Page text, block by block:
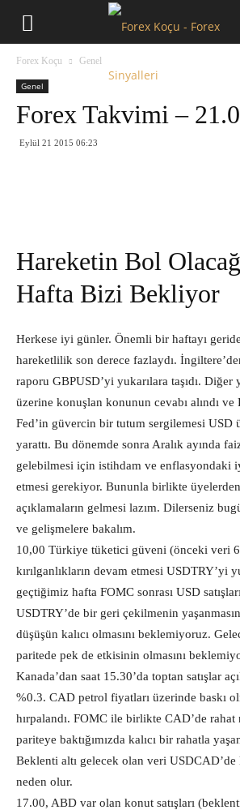
Forex Koçu Genel
Genel
Forex Takvimi –
Eylül 21 2015 06:23
Hareketin Bol
Hafta Bizi Bekliyor
Herkese iyi günler. Önemli bir haftayı
hareketlilik son derece fazlaydı.
raporu GBPUSD’yi yukarılara taşıdı. Diğer
üzerine konuşlan konunun cevabı alındı ve
Fed’in güvercin bir tutum sergilemesi USD
yarattı. Bu dönemde sonra Aralık ayında faiz
gelebilmesi için istihdam ve enflasyondaki
etmesi gerekiyor. Bununla birlikte
açıklamaların gelmesi lazım. Dilerseniz
ve gelişmelere bakalım.
10,00 Türkiye tüketici güveni (önceki veri
kırılganlıkların devam etmesi USDTRY’yi
geçtiğimiz hafta FOMC sonrası USD
USDTRY’de bir geri çekilmenin
düşüşün kalıcı olmasını beklemiyoruz.
paritede pek de etkisinin olmasını
Kanada’dan saat 15.30’da toptan satışlar
%0.3. CAD petrol fiyatları üzerinde baskı
hırpalandı. FOMC ile birlikte CAD’de rahat
pariteye baktığımızda kalıcı bir rahatla
Beklenti altı gelecek olan veri USDCAD’de
neden olur.
17.00, ABD var olan konut satışları